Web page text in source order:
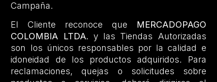
Campaña.
El Cliente reconoce que
MERCADOPAGO
COLOMBIA LTDA. y las Tiendas Autorizadas
son los únicos responsables por la calidad e
idoneidad de los productos adquiridos. Para
reclamaciones, quejas o solicitudes sobre